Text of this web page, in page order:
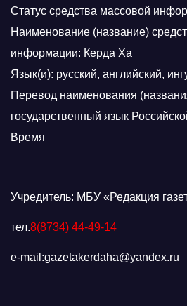
Статус средства массовой
Наименование (название)
информации: Керда Ха
Язык(и): русский, английский,
Перевод наименования
государственный язык
Время
Учредитель: МБУ «Редакция
тел.8(8734) 44-49-14
e-mail:gazetakerdaha@yandex.ru